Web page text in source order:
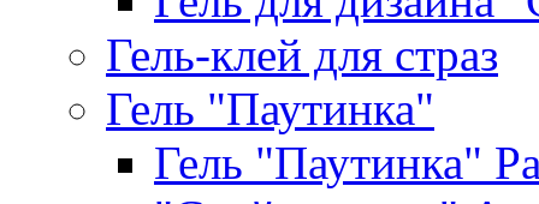
Гель-клей для страз
Гель "Паутинка"
Гель "Паутинка"